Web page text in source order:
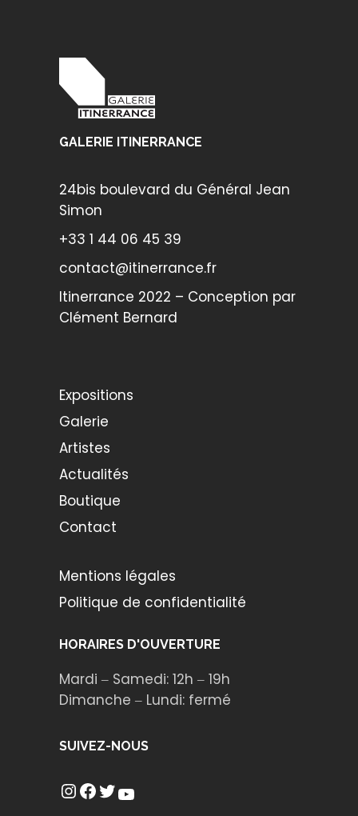
GALERIE ITINERRANCE
24bis boulevard du Général Jean
Simon
+33 1 44 06 45 39
contact@itinerrance.fr
Itinerrance 2022 – Conception par
Clément Bernard
Expositions
Galerie
Artistes
Actualités
Boutique
Contact
Mentions légales
Politique de confidentialité
HORAIRES D'OUVERTURE
Mardi ‒ Samedi: 12h ‒ 19h
Dimanche ‒ Lundi: fermé
SUIVEZ-NOUS
Instagram
Facebook
Twitter
YouTube